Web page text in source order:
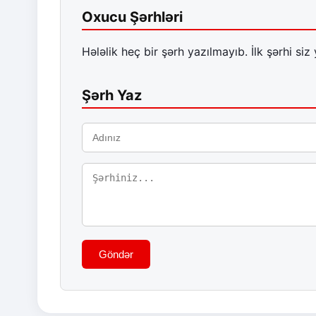
Oxucu Şərhləri
Hələlik heç bir şərh yazılmayıb. İlk şərhi siz
Şərh Yaz
Göndər